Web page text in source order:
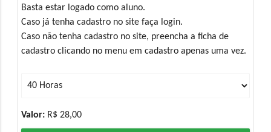
Basta estar logado como aluno.
Caso já tenha cadastro no site faça login.
Caso não tenha cadastro no site, preencha a ficha de
cadastro clicando no menu em cadastro apenas uma vez.
Valor: R$ 28,00